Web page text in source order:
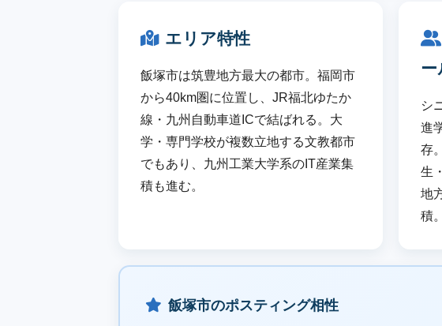
エリア特性
飯塚市は筑豊地方最大の都市。福岡市
から40km圏に位置し、JR福北ゆたか
線・九州自動車道ICで結ばれる。大
学・専門学校が複数立地する文教都市
でもあり、九州工業大学系のIT産業集
積も進む。
ー
シ
進
存
生
地
積。
飯塚市のポスティング相性